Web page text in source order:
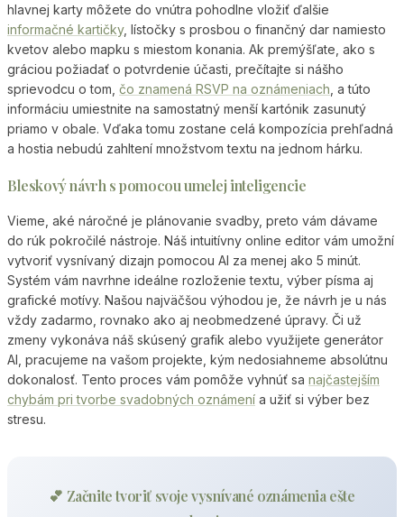
hlavnej karty môžete do vnútra pohodlne vložiť ďalšie
informačné kartičky, lístočky s prosbou o finančný dar namiesto
kvetov alebo mapku s miestom konania. Ak premýšľate, ako s
gráciou požiadať o potvrdenie účasti, prečítajte si nášho
sprievodcu o tom, čo znamená RSVP na oznámeniach , a túto
informáciu umiestnite na samostatný menší kartónik zasunutý
priamo v obale. Vďaka tomu zostane celá kompozícia prehľadná
a hostia nebudú zahltení množstvom textu na jednom hárku.
Bleskový návrh s pomocou umelej inteligencie
Vieme, aké náročné je plánovanie svadby, preto vám dávame
do rúk pokročilé nástroje. Náš intuitívny online editor vám umožní
vytvoriť vysnívaný dizajn pomocou AI za menej ako 5 minút.
Systém vám navrhne ideálne rozloženie textu, výber písma aj
grafické motívy. Našou najväčšou výhodou je, že návrh je u nás
vždy zadarmo, rovnako ako aj neobmedzené úpravy. Či už
zmeny vykonáva náš skúsený grafik alebo využijete generátor
AI, pracujeme na vašom projekte, kým nedosiahneme absolútnu
dokonalosť. Tento proces vám pomôže vyhnúť sa najčastejším
chybám pri tvorbe svadobných oznámení a užiť si výber bez
stresu.
💕 Začnite tvoriť svoje vysnívané oznámenia ešte